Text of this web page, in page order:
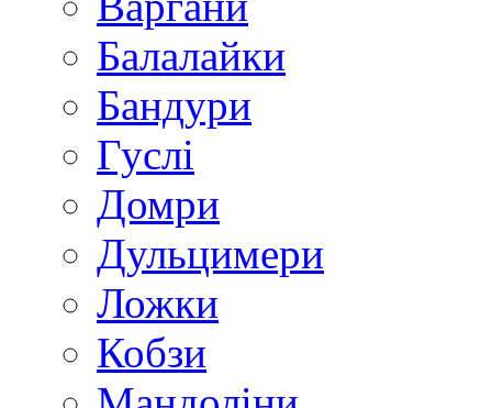
Балалайки
Бандури
Гуслі
Домри
Дульцимери
Ложки
Кобзи